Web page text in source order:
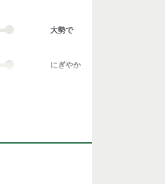
大勢で
にぎやか